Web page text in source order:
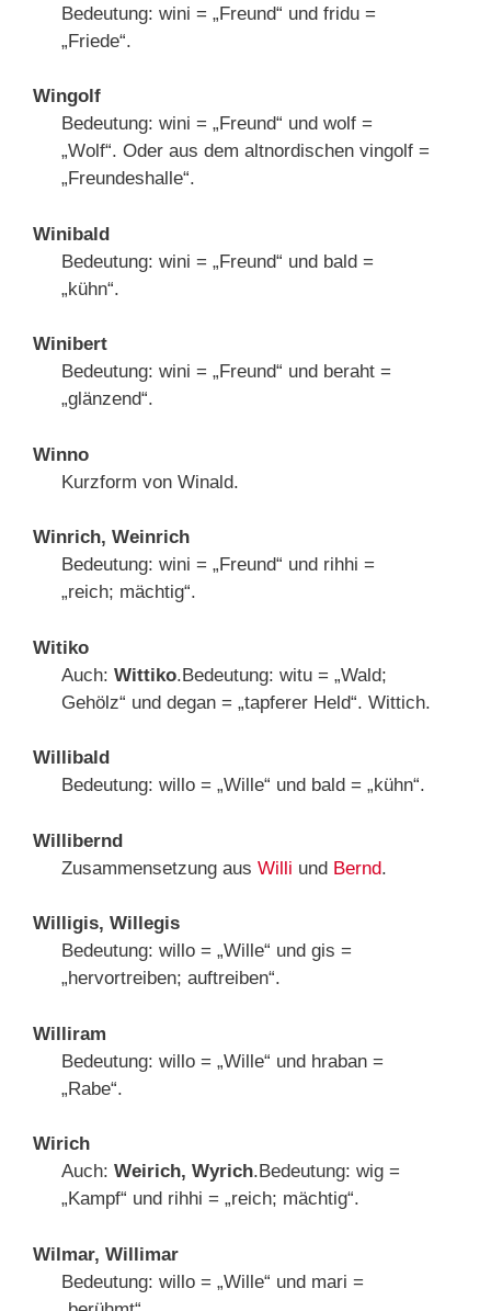
Bedeutung: wini = „Freund“ und fridu =
„Friede“.
Wingolf
Bedeutung: wini = „Freund“ und wolf =
„Wolf“. Oder aus dem altnordischen vingolf =
„Freundeshalle“.
Winibald
Bedeutung: wini = „Freund“ und bald =
„kühn“.
Winibert
Bedeutung: wini = „Freund“ und beraht =
„glänzend“.
Winno
Kurzform von Winald.
Winrich, Weinrich
Bedeutung: wini = „Freund“ und rihhi =
„reich; mächtig“.
Witiko
Auch: Wittiko.Bedeutung: witu = „Wald;
Gehölz“ und degan = „tapferer Held“. Wittich.
Willibald
Bedeutung: willo = „Wille“ und bald = „kühn“.
Willibernd
Zusammensetzung aus Willi und Bernd.
Willigis, Willegis
Bedeutung: willo = „Wille“ und gis =
„hervortreiben; auftreiben“.
Williram
Bedeutung: willo = „Wille“ und hraban =
„Rabe“.
Wirich
Auch: Weirich, Wyrich.Bedeutung: wig =
„Kampf“ und rihhi = „reich; mächtig“.
Wilmar, Willimar
Bedeutung: willo = „Wille“ und mari =